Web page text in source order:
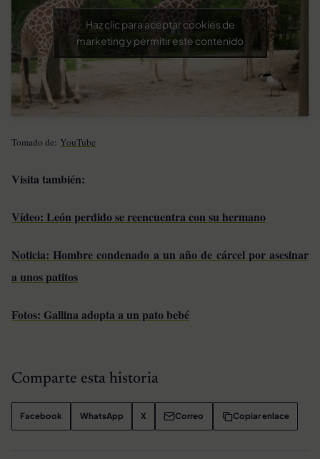
Haz clic para aceptar cookies de
marketing y permitir este contenido
Tomado de: YouTube
Visita también:
Vídeo: León perdido se reencuentra con su hermano
Noticia: Hombre condenado a un año de cárcel por asesinar
a unos patitos
Fotos: Gallina adopta a un pato bebé
Comparte esta historia
Facebook WhatsApp X Correo Copiar enlace